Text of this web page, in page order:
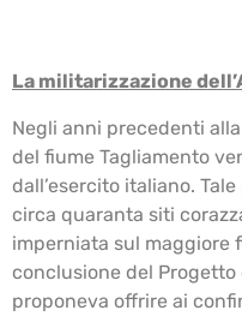
La militarizzazione
Negli anni precedenti
del fiume Tagliamento
dall’esercito italiano.
circa quaranta siti
imperniata sul maggiore
conclusione del Progetto
proponeva offrire ai